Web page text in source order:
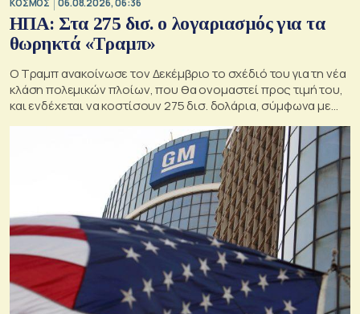
ΚΟΣΜΟΣ 06.08.2026, 06:36
ΗΠΑ: Στα 275 δισ. ο λογαριασμός για τα
θωρηκτά «Τραμπ»
Ο Τραμπ ανακοίνωσε τον Δεκέμβριο το σχέδιό του για τη νέα
κλάση πολεμικών πλοίων, που θα ονομαστεί προς τιμή του,
και ενδέχεται να κοστίσουν 275 δισ. δολάρια, σύμφωνα με